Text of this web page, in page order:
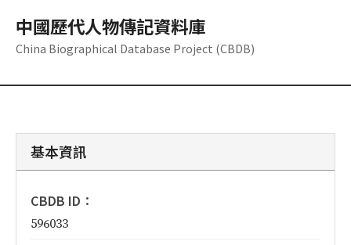
中國歷代人物傳記資料庫
China Biographical Database Project (CBDB)
基本資訊
CBDB ID：
596033